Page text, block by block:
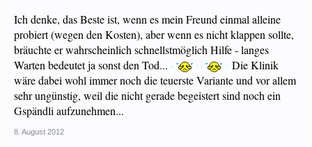
Ich denke, das Beste ist, wenn es mein Freund einmal alleine
probiert (wegen den Kosten), aber wenn es nicht klappen sollte,
bräuchte er wahrscheinlich schnellstmöglich Hilfe - langes
Warten bedeutet ja sonst den Tod...
Die Klinik
wäre dabei wohl immer noch die teuerste Variante und vor allem
sehr ungünstig, weil die nicht gerade begeistert sind noch ein
Gspändli aufzunehmen...
8. August 2012